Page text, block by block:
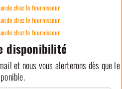
chez le fournisseur
chez le fournisseur
chez le fournisseur
disponibilité
et nous vous alerterons dès que le